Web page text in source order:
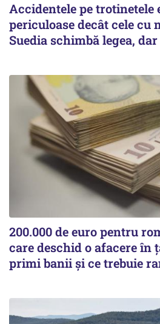
Accidentele pe trotinetele
periculoase decât cele cu
Suedia schimbă legea,
200.000 de euro pentru
care deschid o afacere în
primi banii și ce trebuie